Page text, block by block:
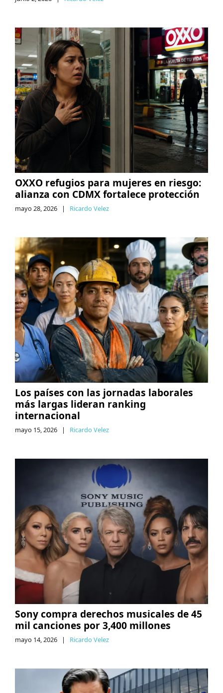
OXXO refugios para mujeres en riesgo:
alianza con CDMX fortalece protección
mayo 28, 2026 | Ricardo Velez
Los países con las jornadas laborales
más largas lideran ranking
internacional
mayo 15, 2026 | Ricardo Velez
Sony compra derechos musicales de 45
mil canciones por 3,400 millones
mayo 14, 2026 | Ricardo Velez